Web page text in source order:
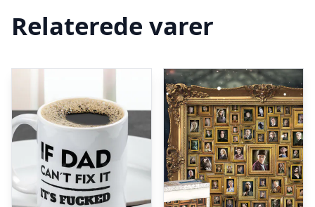
Relaterede varer